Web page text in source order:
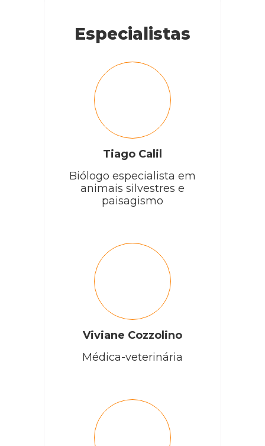
Especialistas
Tiago Calil
Biólogo especialista em
animais silvestres e
paisagismo
Viviane Cozzolino
Médica-veterinária